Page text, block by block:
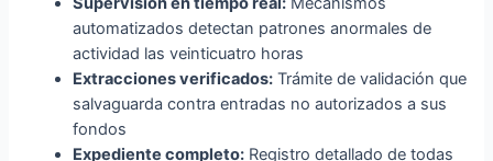
automatizados detectan patrones anormales de
actividad las veinticuatro horas
Extracciones verificados: Trámite de validación que
salvaguarda contra entradas no autorizados a sus
fondos
Expediente completo: Registro detallado de todas